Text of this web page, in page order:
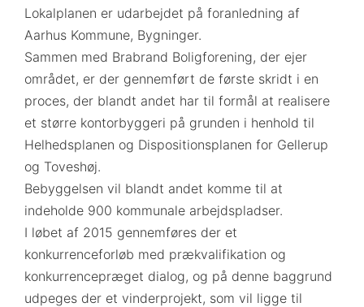
Lokalplanen er udarbejdet på foranledning af
Aarhus Kommune, Bygninger.
Sammen med Brabrand Boligforening, der ejer
området, er der gennemført de første skridt i en
proces, der blandt andet har til formål at realisere
et større kontorbyggeri på grunden i henhold til
Helhedsplanen og Dispositionsplanen for Gellerup
og Toveshøj.
Bebyggelsen vil blandt andet komme til at
indeholde 900 kommunale arbejdspladser.
I løbet af 2015 gennemføres der et
konkurrenceforløb med prækvalifikation og
konkurrencepræget dialog, og på denne baggrund
udpeges der et vinderprojekt, som vil ligge til